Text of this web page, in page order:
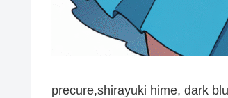
precure,shirayuki hime, dark